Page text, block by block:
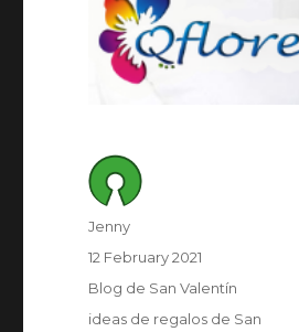
Author
Jenny
Posted
on
12 February 2021
Category
Blog de San Valentín
Tags
ideas de regalos de San